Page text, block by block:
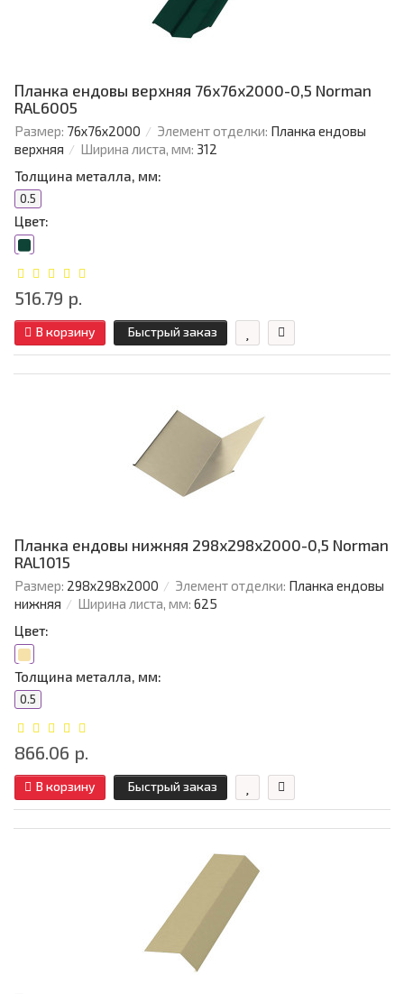
Планка ендовы верхняя 76х76х2000-0,5 Norman
RAL6005
Размер: 76х76х2000 Элемент отделки: Планка ендовы
верхняя
Ширина листа, мм: 312
Толщина металла, мм:
0.5
Цвет:
516.79 р.
В корзину Быстрый заказ
Планка ендовы нижняя 298х298х2000-0,5 Norman
RAL1015
Размер: 298х298х2000 Элемент отделки: Планка ендовы
нижняя
Ширина листа, мм: 625
Цвет:
Толщина металла, мм:
0.5
866.06 р.
В корзину Быстрый заказ